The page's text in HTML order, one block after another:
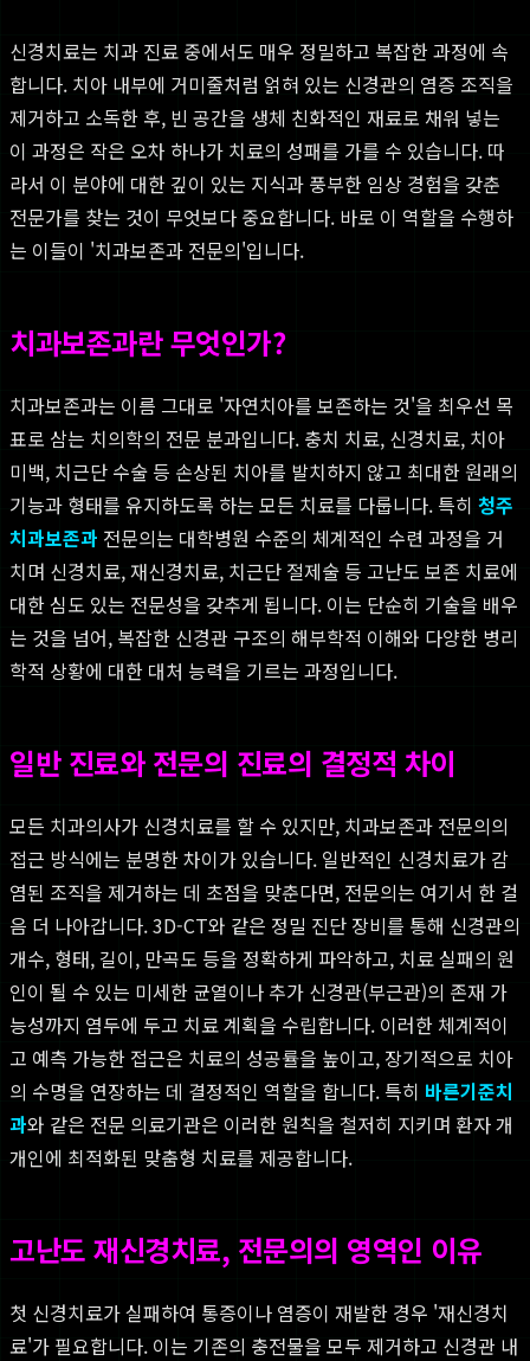
신경치료는 치과 진료 중에서도 매우 정밀하고 복잡한 과정에 속
합니다. 치아 내부에 거미줄처럼 얽혀 있는 신경관의 염증 조직을
제거하고 소독한 후, 빈 공간을 생체 친화적인 재료로 채워 넣는
이 과정은 작은 오차 하나가 치료의 성패를 가를 수 있습니다. 따
라서 이 분야에 대한 깊이 있는 지식과 풍부한 임상 경험을 갖춘
전문가를 찾는 것이 무엇보다 중요합니다. 바로 이 역할을 수행하
는 이들이 '치과보존과 전문의'입니다.
치과보존과란 무엇인가?
치과보존과는 이름 그대로 '자연치아를 보존하는 것'을 최우선 목
표로 삼는 치의학의 전문 분과입니다. 충치 치료, 신경치료, 치아
미백, 치근단 수술 등 손상된 치아를 발치하지 않고 최대한 원래의
기능과 형태를 유지하도록 하는 모든 치료를 다룹니다. 특히 청주
치과보존과 전문의는 대학병원 수준의 체계적인 수련 과정을 거
치며 신경치료, 재신경치료, 치근단 절제술 등 고난도 보존 치료에
대한 심도 있는 전문성을 갖추게 됩니다. 이는 단순히 기술을 배우
는 것을 넘어, 복잡한 신경관 구조의 해부학적 이해와 다양한 병리
학적 상황에 대한 대처 능력을 기르는 과정입니다.
일반 진료와 전문의 진료의 결정적 차이
모든 치과의사가 신경치료를 할 수 있지만, 치과보존과 전문의의
접근 방식에는 분명한 차이가 있습니다. 일반적인 신경치료가 감
염된 조직을 제거하는 데 초점을 맞춘다면, 전문의는 여기서 한 걸
음 더 나아갑니다. 3D-CT와 같은 정밀 진단 장비를 통해 신경관의
개수, 형태, 길이, 만곡도 등을 정확하게 파악하고, 치료 실패의 원
인이 될 수 있는 미세한 균열이나 추가 신경관(부근관)의 존재 가
능성까지 염두에 두고 치료 계획을 수립합니다. 이러한 체계적이
고 예측 가능한 접근은 치료의 성공률을 높이고, 장기적으로 치아
의 수명을 연장하는 데 결정적인 역할을 합니다. 특히 바른기준치
과와 같은 전문 의료기관은 이러한 원칙을 철저히 지키며 환자 개
개인에 최적화된 맞춤형 치료를 제공합니다.
고난도 재신경치료, 전문의의 영역인 이유
첫 신경치료가 실패하여 통증이나 염증이 재발한 경우 '재신경치
료'가 필요합니다. 이는 기존의 충전물을 모두 제거하고 신경관 내